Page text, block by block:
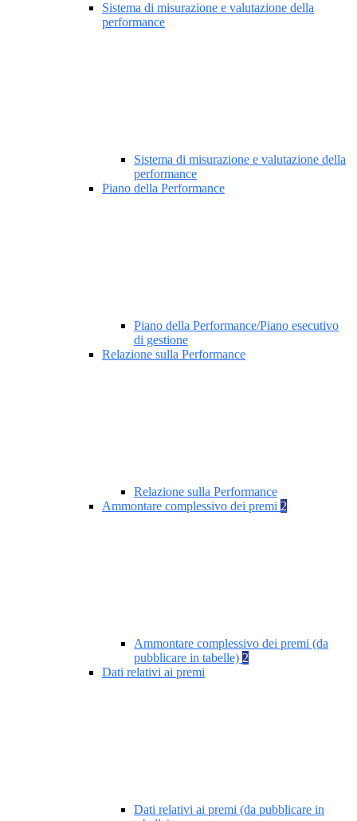
Sistema di misurazione e valutazione della
performance
Sistema di misurazione e valutazione della
performance
Piano della Performance
Piano della Performance/Piano esecutivo
di gestione
Relazione sulla Performance
Relazione sulla Performance
Ammontare complessivo dei premi 2
Ammontare complessivo dei premi (da
pubblicare in tabelle) 2
Dati relativi ai premi
Dati relativi ai premi (da pubblicare in